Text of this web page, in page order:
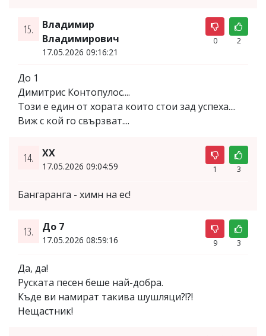
15.
Владимир
Владимирович
17.05.2026 09:16:21
0 2
До 1
Димитрис Контопулос....
Този е един от хората които стои зад успеха....
Виж с кой го свързват....
14. ХХ
17.05.2026 09:04:59 1 3
Бангаранга - химн на ес!
13. До 7
17.05.2026 08:59:16 9 3
Да, да!
Руската песен беше най-добра.
Къде ви намират такива шушляци?!?!
Нещастник!